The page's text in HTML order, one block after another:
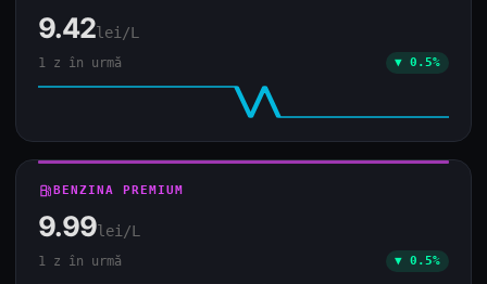
9.42lei/L
1 z în urmă ▼ 0.5%
local_gas_stationBENZINA PREMIUM
9.99lei/L
1 z în urmă ▼ 0.5%